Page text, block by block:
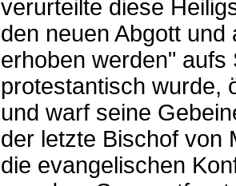
verurteilte diese
den neuen Abgott
erhoben werden"
protestantisch wurde,
und warf seine
der letzte Bischof von
die evangelischen